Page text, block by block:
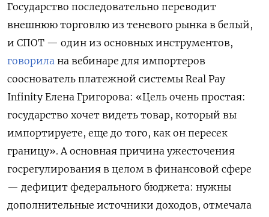
Государство последовательно переводит
внешнюю торговлю из теневого рынка в белый,
и СПОТ — один из основных инструментов,
говорила на вебинаре для импортеров
сооснователь платежной системы Real Pay
Infinity Елена Григорова: «Цель очень простая:
государство хочет видеть товар, который вы
импортируете, еще до того, как он пересек
границу». А основная причина ужесточения
госрегулирования в целом в финансовой сфере
— дефицит федерального бюджета: нужны
дополнительные источники доходов, отмечала